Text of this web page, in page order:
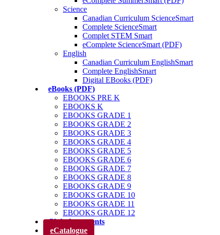
Science
Canadian Curriculum ScienceSmart
Complete ScienceSmart
Complet STEM Smart
eComplete ScienceSmart (PDF)
English
Canadian Curriculum EnglishSmart
Complete EnglishSmart
Digital EBooks (PDF)
eBooks (PDF)
EBOOKS PRE K
EBOOKS K
EBOOKS GRADE 1
EBOOKS GRADE 2
EBOOKS GRADE 3
EBOOKS GRADE 4
EBOOKS GRADE 5
EBOOKS GRADE 6
EBOOKS GRADE 7
EBOOKS GRADE 8
EBOOKS GRADE 9
EBOOKS GRADE 10
EBOOKS GRADE 11
EBOOKS GRADE 12
Club des parents
eCatalogue